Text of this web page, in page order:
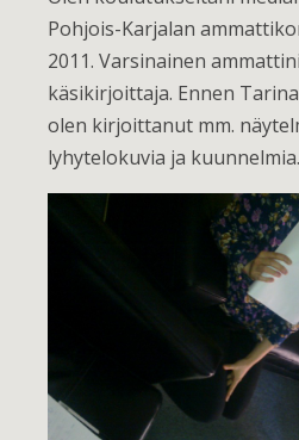
Pohjois-Karjalan
2011. Varsinainen
käsikirjoittaja. Ennen
olen kirjoittanut mm.
lyhytelokuvia ja kuunnelmia.